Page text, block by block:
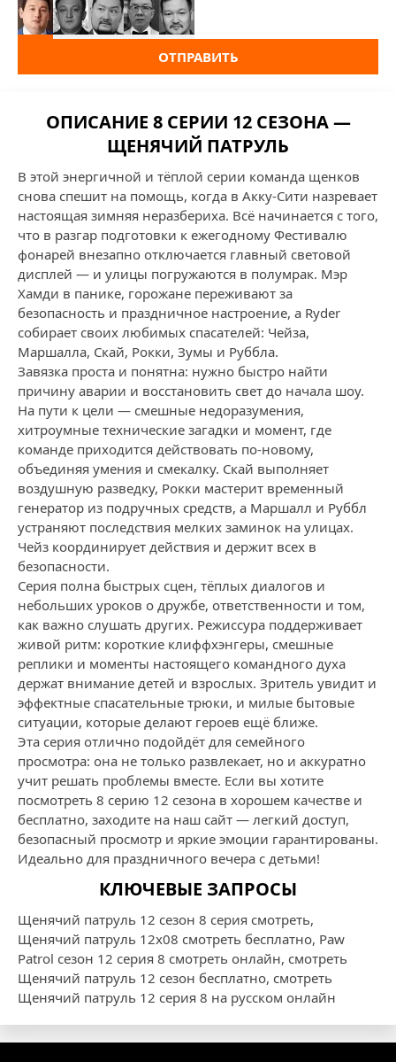
ОТПРАВИТЬ
ОПИСАНИЕ 8 СЕРИИ 12 СЕЗОНА —
ЩЕНЯЧИЙ ПАТРУЛЬ
В этой энергичной и тёплой серии команда щенков
снова спешит на помощь, когда в Акку-Сити назревает
настоящая зимняя неразбериха. Всё начинается с того,
что в разгар подготовки к ежегодному Фестивалю
фонарей внезапно отключается главный световой
дисплей — и улицы погружаются в полумрак. Мэр
Хамди в панике, горожане переживают за
безопасность и праздничное настроение, а Ryder
собирает своих любимых спасателей: Чейза,
Маршалла, Скай, Рокки, Зумы и Руббла.
Завязка проста и понятна: нужно быстро найти
причину аварии и восстановить свет до начала шоу.
На пути к цели — смешные недоразумения,
хитроумные технические загадки и момент, где
команде приходится действовать по-новому,
объединяя умения и смекалку. Скай выполняет
воздушную разведку, Рокки мастерит временный
генератор из подручных средств, а Маршалл и Руббл
устраняют последствия мелких заминок на улицах.
Чейз координирует действия и держит всех в
безопасности.
Серия полна быстрых сцен, тёплых диалогов и
небольших уроков о дружбе, ответственности и том,
как важно слушать других. Режиссура поддерживает
живой ритм: короткие клиффхэнгеры, смешные
реплики и моменты настоящего командного духа
держат внимание детей и взрослых. Зритель увидит и
эффектные спасательные трюки, и милые бытовые
ситуации, которые делают героев ещё ближе.
Эта серия отлично подойдёт для семейного
просмотра: она не только развлекает, но и аккуратно
учит решать проблемы вместе. Если вы хотите
посмотреть 8 серию 12 сезона в хорошем качестве и
бесплатно, заходите на наш сайт — легкий доступ,
безопасный просмотр и яркие эмоции гарантированы.
Идеально для праздничного вечера с детьми!
КЛЮЧЕВЫЕ ЗАПРОСЫ
Щенячий патруль 12 сезон 8 серия смотреть,
Щенячий патруль 12x08 смотреть бесплатно, Paw
Patrol сезон 12 серия 8 смотреть онлайн, смотреть
Щенячий патруль 12 сезон бесплатно, смотреть
Щенячий патруль 12 серия 8 на русском онлайн